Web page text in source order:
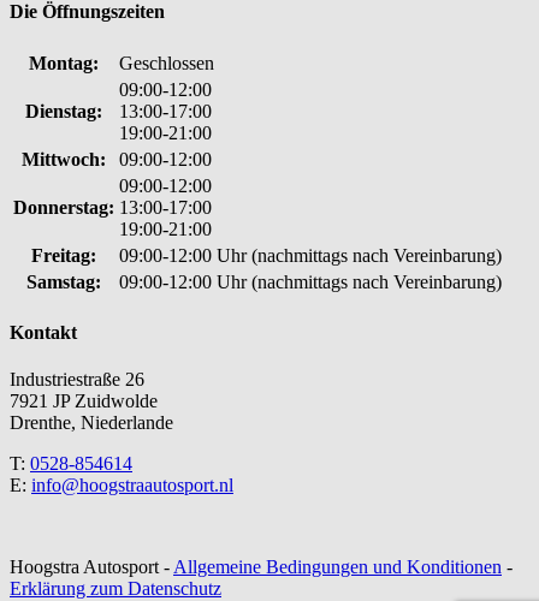
Die Öffnungszeiten
Montag: Geschlossen
Dienstag:
09:00-12:00
13:00-17:00
19:00-21:00
Mittwoch:
09:00-12:00
Donnerstag:
09:00-12:00
13:00-17:00
19:00-21:00
Freitag:
09:00-12:00 Uhr (nachmittags nach Vereinbarung)
Samstag:
09:00-12:00 Uhr (nachmittags nach Vereinbarung)
Kontakt
Industriestraße 26
7921 JP Zuidwolde
Drenthe, Niederlande
T: 0528-854614
E: info@hoogstraautosport.nl
Hoogstra Autosport - Allgemeine Bedingungen und Konditionen -
Erklärung zum Datenschutz